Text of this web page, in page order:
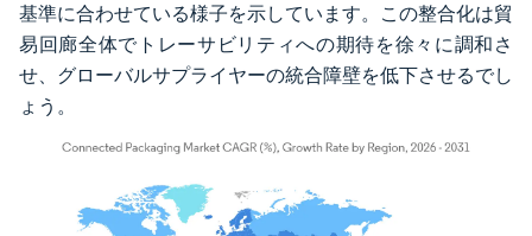
基準に合わせている様子を示しています。この整合化は貿
易回廊全体でトレーサビリティへの期待を徐々に調和さ
せ、グローバルサプライヤーの統合障壁を低下させるでし
ょう。